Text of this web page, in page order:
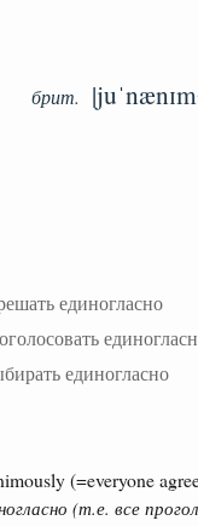
брит.
единогласно
единогласно
(=everyone
(т.е. все